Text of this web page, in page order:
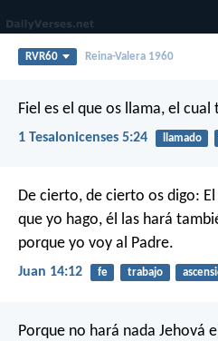
RVR60 Reina-Valera 1960
Fiel es el que os llama, el
1 Tesalonicenses 5:24 llamado
De cierto, de cierto os digo:
que yo hago, él las hará
porque yo voy al Padre.
Juan 14:12 fe trabajo
Porque no hará nada Jehová